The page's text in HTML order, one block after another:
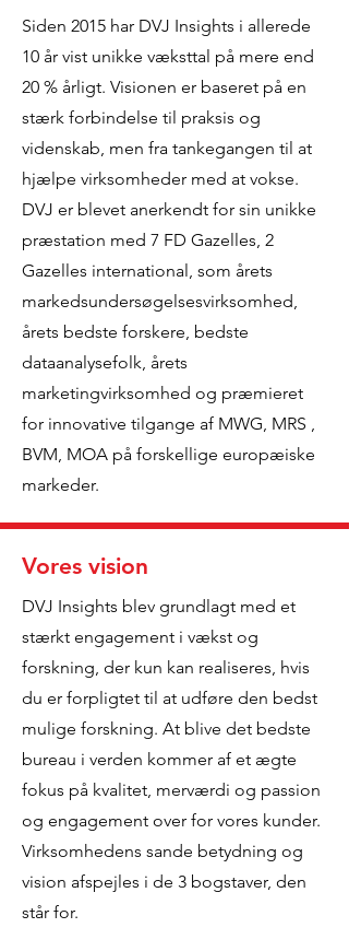
Siden 2015 har DVJ Insights i allerede
10 år vist unikke væksttal på mere end
20 % årligt. Visionen er baseret på en
stærk forbindelse til praksis og
videnskab, men fra tankegangen til at
hjælpe virksomheder med at vokse.
DVJ er blevet anerkendt for sin unikke
præstation med 7 FD Gazelles, 2
Gazelles international, som årets
markedsundersøgelsesvirksomhed,
årets bedste forskere, bedste
dataanalysefolk, årets
marketingvirksomhed og præmieret
for innovative tilgange af MWG, MRS ,
BVM, MOA på forskellige europæiske
markeder.
Vores vision
DVJ Insights blev grundlagt med et
stærkt engagement i vækst og
forskning, der kun kan realiseres, hvis
du er forpligtet til at udføre den bedst
mulige forskning. At blive det bedste
bureau i verden kommer af et ægte
fokus på kvalitet, merværdi og passion
og engagement over for vores kunder.
Virksomhedens sande betydning og
vision afspejles i de 3 bogstaver, den
står for.